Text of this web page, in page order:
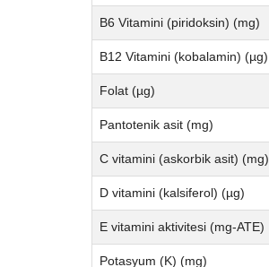
B6 Vitamini (piridoksin) (mg)
B12 Vitamini (kobalamin) (µg)
Folat (µg)
Pantotenik asit (mg)
C vitamini (askorbik asit) (mg)
D vitamini (kalsiferol) (µg)
E vitamini aktivitesi (mg-ATE)
Potasyum (K) (mg)